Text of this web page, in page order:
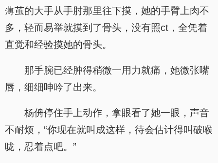
薄茧的大手从手肘那里往下摸，她的手臂上肉不
多，轻而易举就摸到了骨头，没有照ct，全凭着
直觉和经验摸她的骨头。
那手腕已经肿得稍微一用力就痛，她微张嘴
唇，细细呻吟了出来。
杨侜停住手上动作，拿眼看了她一眼，声音
不耐烦，“你现在就叫成这样，待会估计得叫破喉
咙，忍着点吧。”